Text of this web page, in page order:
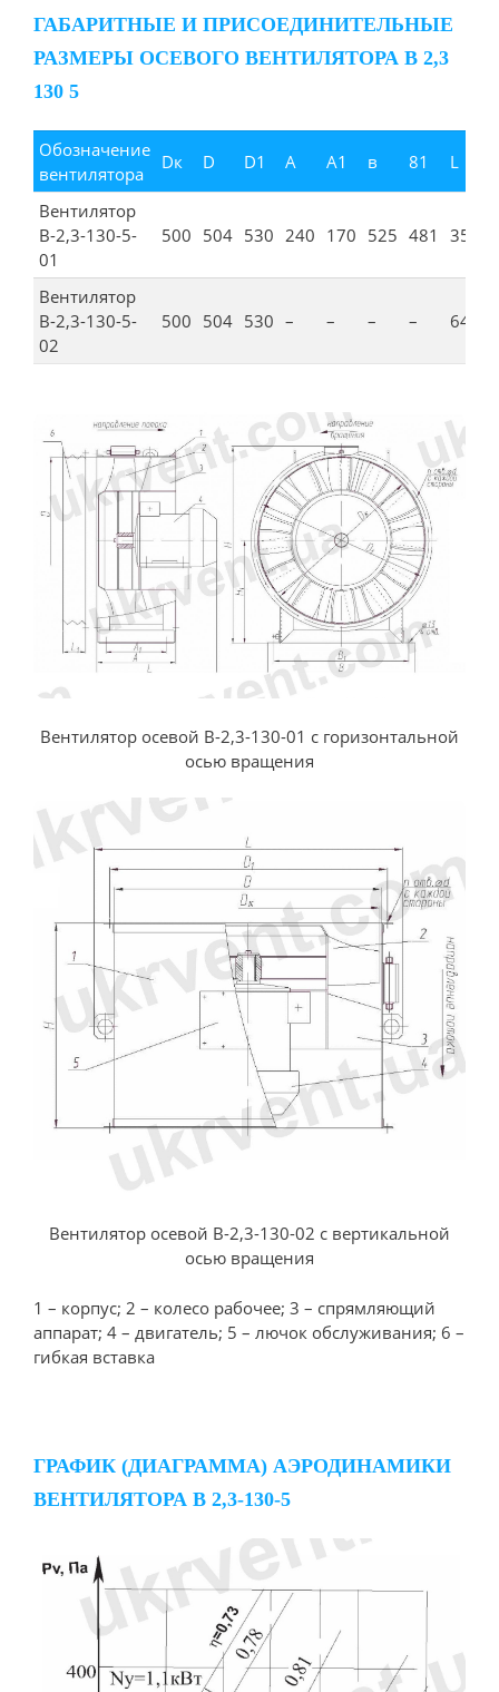
ГАБАРИТНЫЕ И ПРИСОЕДИНИТЕЛЬНЫЕ
РАЗМЕРЫ ОСЕВОГО ВЕНТИЛЯТОРА В 2,3
130 5
Обозначение
вентилятора
Dк D D1 А А1 в 81 L
Вентилятор
В-2,3-130-5-
01
500 504 530 240 170 525 481 353
Вентилятор
В-2,3-130-5-
02
500 504 530 – – – – 640
Вентилятор осевой В-2,3-130-01 с горизонтальной
осью вращения
Вентилятор осевой В-2,3-130-02 с вертикальной
осью вращения
1 – корпус; 2 – колесо рабочее; 3 – спрямляющий
аппарат; 4 – двигатель; 5 – лючок обслуживания; 6 –
гибкая вставка
ГРАФИК (ДИАГРАММА) АЭРОДИНАМИКИ
ВЕНТИЛЯТОРА В 2,3-130-5